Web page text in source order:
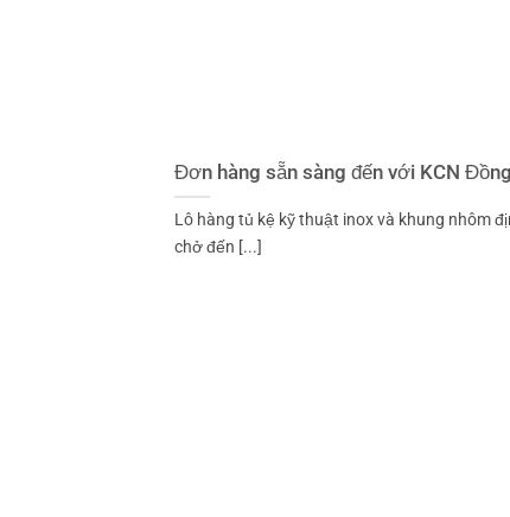
Đơn hàng sẵn sàng đến với KCN Đồng
Lô hàng tủ kệ kỹ thuật inox và khung nhôm
chở đến [...]